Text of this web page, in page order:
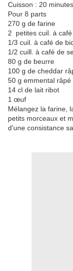
Cuisson : 20 minutes
Pour 8 parts
270 g de farine
2 petites cuil. à
1/3 cuil. à café de
1/2 cuill. à café de
80 g de beurre
100 g de cheddar
50 g emmental râpé
14 cl de lait ribot
1 œuf
Mélangez la farine,
petits morceaux et
d'une consistance